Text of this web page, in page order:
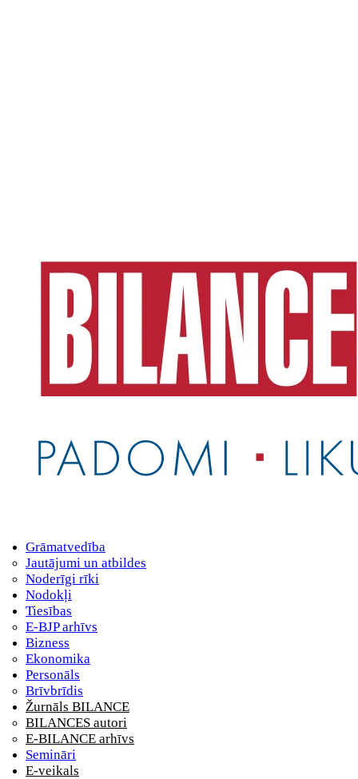
Grāmatvedība
Jautājumi un atbildes
Noderīgi rīki
Nodokļi
Tiesības
E-BJP arhīvs
Bizness
Ekonomika
Personāls
Brīvbrīdis
Žurnāls BILANCE
BILANCES autori
E-BILANCE arhīvs
Semināri
E-veikals